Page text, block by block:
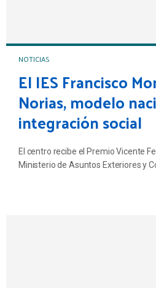
NOTICIAS
El IES Francisco
Norias, modelo
integración social
El centro recibe el Premio Vicente
Ministerio de Asuntos Exteriores y